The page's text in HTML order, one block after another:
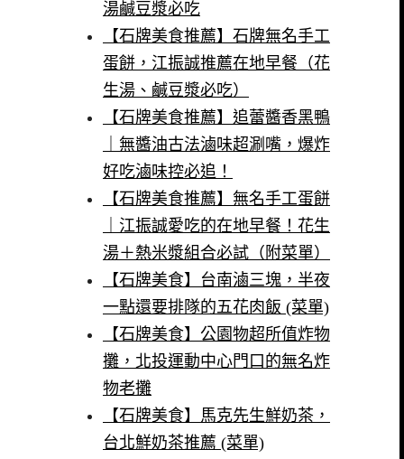
湯鹹豆漿必吃
【石牌美食推薦】石牌無名手工
蛋餅，江振誠推薦在地早餐（花
生湯、鹹豆漿必吃）
【石牌美食推薦】追蕾醬香黑鴨
｜無醬油古法滷味超涮嘴，爆炸
好吃滷味控必追！
【石牌美食推薦】無名手工蛋餅
｜江振誠愛吃的在地早餐！花生
湯＋熱米漿組合必試（附菜單）
【石牌美食】台南滷三塊，半夜
一點還要排隊的五花肉飯 (菜單)
【石牌美食】公園物超所值炸物
攤，北投運動中心門口的無名炸
物老攤
【石牌美食】馬克先生鮮奶茶，
台北鮮奶茶推薦 (菜單)